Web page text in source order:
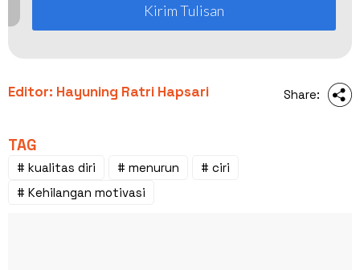
Kirim Tulisan
Editor: Hayuning Ratri Hapsari Share:
TAG
# kualitas diri # menurun
# ciri
# Kehilangan motivasi